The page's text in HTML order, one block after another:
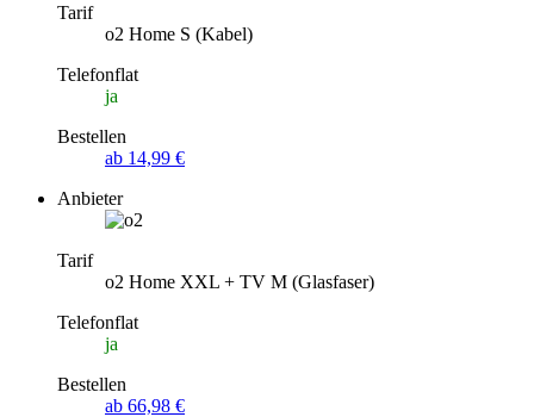
Tarif
o2 Home S (Kabel)
Telefonflat
ja
Bestellen
ab 14,99 €
Anbieter
Tarif
o2 Home XXL + TV M (Glasfaser)
Telefonflat
ja
Bestellen
ab 66,98 €